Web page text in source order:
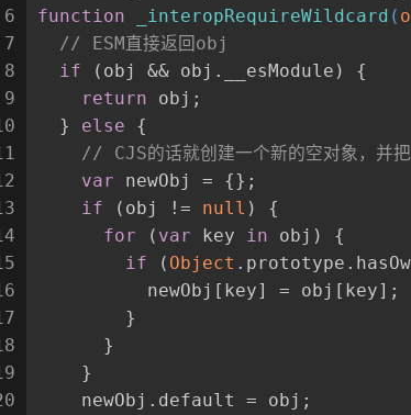
6
7
8
9
function
_interopRequireWildcard (
// ESM直接返回obj
if (obj && obj.__esModule) {
return obj;
  }
else {
// CJS的话就创建一个新的空对象，并
var newObj = {};
if (obj != null ) {
for ( var key in obj) {
if ( Object
          newObj[key] = obj[key];
        }
      }
    }
    newObj.default = obj;